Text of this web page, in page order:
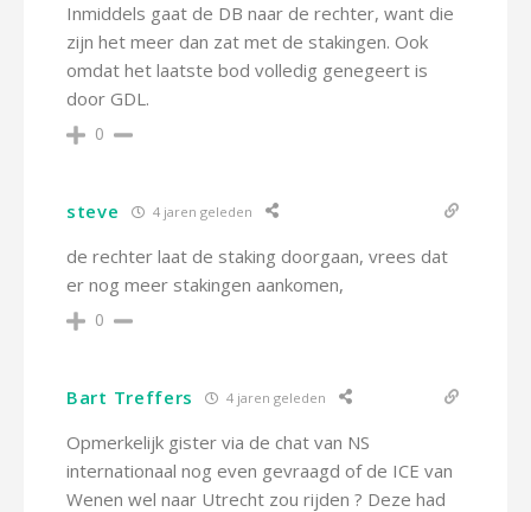
Inmiddels gaat de DB naar de rechter, want die
zijn het meer dan zat met de stakingen. Ook
omdat het laatste bod volledig genegeert is
door GDL.
0
steve 4 jaren geleden
de rechter laat de staking doorgaan, vrees dat
er nog meer stakingen aankomen,
0
Bart Treffers 4 jaren geleden
Opmerkelijk gister via de chat van NS
internationaal nog even gevraagd of de ICE van
Wenen wel naar Utrecht zou rijden ? Deze had